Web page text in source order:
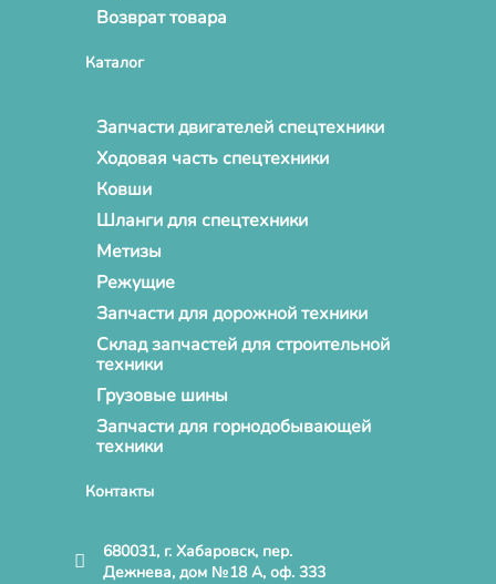
Возврат товара
Каталог
Запчасти двигателей спецтехники
Ходовая часть спецтехники
Ковши
Шланги для спецтехники
Метизы
Режущие
Запчасти для дорожной техники
Склад запчастей для строительной
техники
Грузовые шины
Запчасти для горнодобывающей
техники
Контакты
680031, г. Хабаровск, пер.
Дежнева, дом №18 А, оф. 333